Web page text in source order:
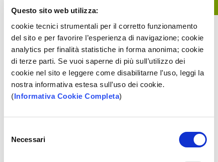
Questo sito web utilizza:
cookie tecnici strumentali per il corretto funzionamento
del sito e per favorire l’esperienza di navigazione; cookie
analytics per finalità statistiche in forma anonima; cookie
di terze parti. Se vuoi saperne di più sull’utilizzo dei
cookie nel sito e leggere come disabilitarne l’uso, leggi la
nostra informativa estesa sull’uso dei cookie.
(Informativa Cookie Completa)
delNecessari
Per il quarto anno consecutivo,Banca Popolare
Pugliese è stata premiata daIl Sole 24 Ore, in
collaborazione con la società Statista, entrando nellalista
delle 240 aziende italiane più sostenibili.
Distinguendosi per il suo impegno sui temi ESG
(Environmental, Social, Governance), Banca Popolare
Pugliese rientra in questa esclusiva selezione, che
finanziario pubblicati. Questo prestigioso riconoscimento
sottolinea la costante dedizione della banca verso